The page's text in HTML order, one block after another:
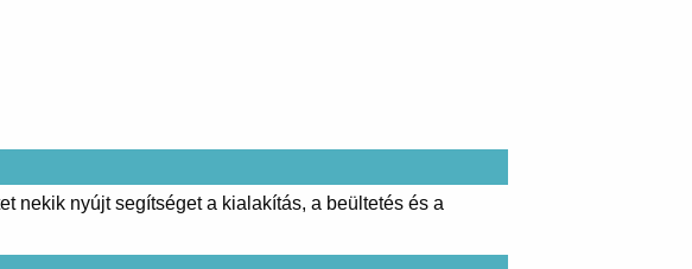
nekik nyújt segítséget a kialakítás, a beültetés és a